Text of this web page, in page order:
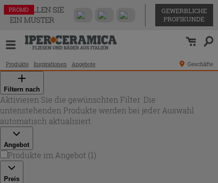
BESTELLEN SIE
EIN MUSTER
GEWERBLICHE
PROFIKUNDE
Produkte Inspirationen Angebote Geschäfte
Filtern nach
Aktivieren Sie die gewünschten Filter. Die
untenstehenden Produkte werden bei jeder Auswahl
automatisch aktualisiert.
Angebot
Produkte im Angebot (1)
Preis
PROMO